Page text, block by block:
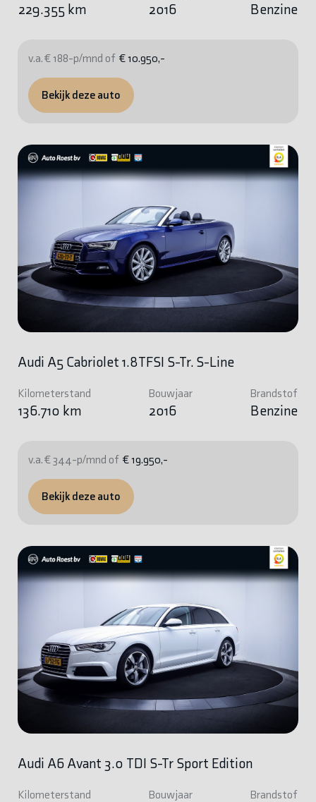
229.355 km 2016 Benzine
v.a. € 188-p/mnd of € 10.950,-
Bekijk deze auto
Audi A5 Cabriolet 1.8TFSI S-Tr. S-Line
Kilometerstand
136.710 km
Bouwjaar
2016
Brandstof
Benzine
v.a. € 344-p/mnd of € 19.950,-
Bekijk deze auto
Audi A6 Avant 3.0 TDI S-Tr Sport Edition
Kilometerstand Bouwjaar Brandstof